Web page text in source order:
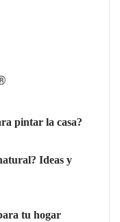
pintar la casa?
Ideas y
tu hogar